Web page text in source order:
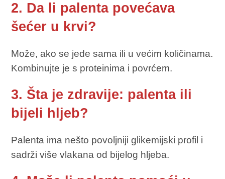
2. Da li palenta povećava
šećer u krvi?
Može, ako se jede sama ili u većim količinama.
Kombinujte je s proteinima i povrćem.
3. Šta je zdravije: palenta ili
bijeli hljeb?
Palenta ima nešto povoljniji glikemijski profil i
sadrži više vlakana od bijelog hljeba.